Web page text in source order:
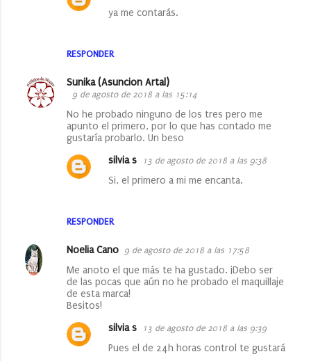
r
RESPONDER
ya me contarás.
Sunika (Asuncion Artal)
9 de agosto de 2018 a las 15:14
No he probado ninguno de los tres pero me
apunto el primero, por lo que has contado me
gustaría probarlo. Un beso
RESPONDER
silvia s 13 de agosto de 2018 a las 9:38
Si, el primero a mi me encanta.
Noelia Cano 9 de agosto de 2018 a las 17:58
Me anoto el que más te ha gustado. ¡Debo ser
de las pocas que aún no he probado el maquillaje
de esta marca!
Besitos!
silvia s 13 de agosto de 2018 a las 9:39
Pues el de 24h horas control te gustará